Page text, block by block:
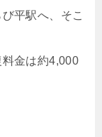
平駅へ、そこ
金は約4,000